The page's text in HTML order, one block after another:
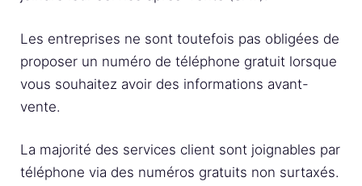
Les entreprises ne sont toutefois pas obligées de
proposer un numéro de téléphone gratuit lorsque
vous souhaitez avoir des informations avant-
vente.
La majorité des services client sont joignables par
téléphone via des numéros gratuits non surtaxés.